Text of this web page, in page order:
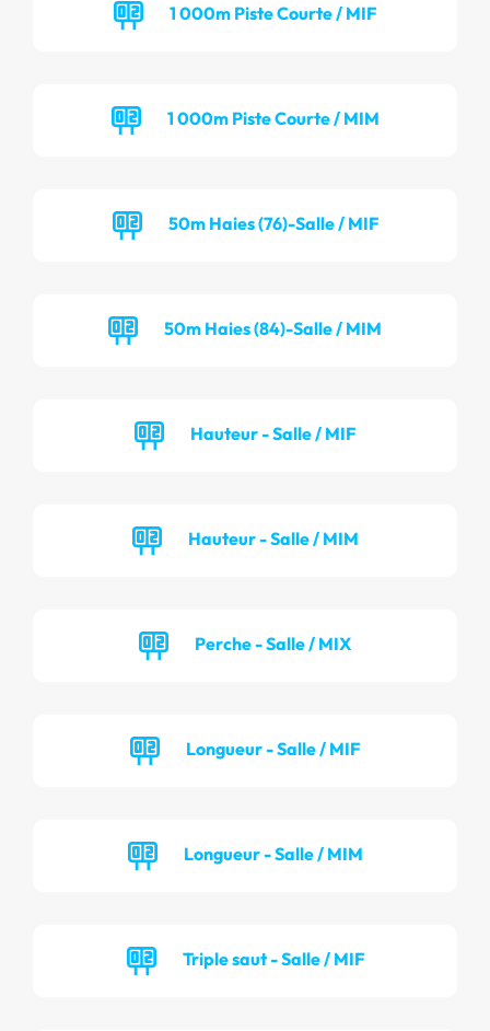
1 000m Piste Courte / MIF
1 000m Piste Courte / MIM
50m Haies (76)-Salle / MIF
50m Haies (84)-Salle / MIM
Hauteur - Salle / MIF
Hauteur - Salle / MIM
Perche - Salle / MIX
Longueur - Salle / MIF
Longueur - Salle / MIM
Triple saut - Salle / MIF